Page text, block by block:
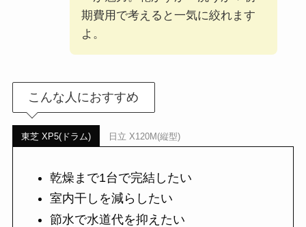
期費用で考えると一気に絞れます
よ。
こんな人におすすめ
東芝 XP5(ドラム) 日立 X120M(縦型)
乾燥まで1台で完結したい
室内干しを減らしたい
節水で水道代を抑えたい